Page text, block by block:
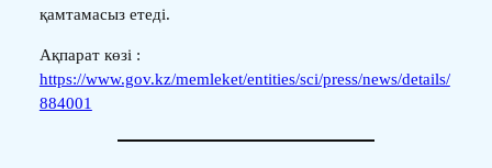
қамтамасыз етеді.
Ақпарат көзі :
https://www.gov.kz/memleket/entities/sci/press/news/details/
884001